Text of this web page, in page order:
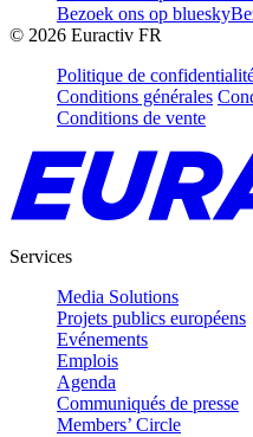
Bezoek ons op bluesky
© 2026 Euractiv FR
Politique de
Conditions générales
Conditions de vente
Services
Media Solutions
Projets publics européens
Evénements
Emplois
Agenda
Communiqués de presse
Members’ Circle